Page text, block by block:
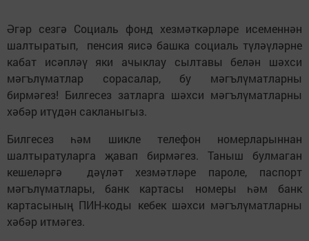
Әгәр сезгә Социаль фонд хезмәткәрләре исеменнән
шалтыратып, пенсия яисә башка социаль түләүләрне
кабат исәпләү яки ачыклау сылтавы белән шәхси
мәгълүматлар сорасалар, бу мәгълүматларны
бирмәгез! Билгесез затларга шәхси мәгълүматларны
хәбәр итүдән сакланыгыз.
Билгесез һәм шикле телефон номерларыннан
шалтыратуларга җавап бирмәгез. Таныш булмаган
кешеләргә дәүләт хезмәтләре пароле, паспорт
мәгълүматлары, банк картасы номеры һәм банк
картасының ПИН-коды кебек шәхси мәгълүматларны
хәбәр итмәгез.